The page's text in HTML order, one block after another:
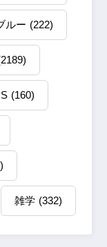
ルー (222)
(160)
雑学 (332)